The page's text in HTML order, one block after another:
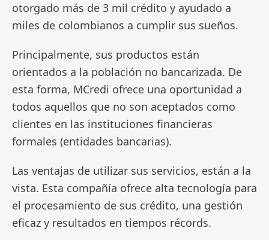
otorgado más de 3 mil crédito y ayudado a
miles de colombianos a cumplir sus sueños.
Principalmente, sus productos están
orientados a la población no bancarizada. De
esta forma, MCredi ofrece una oportunidad a
todos aquellos que no son aceptados como
clientes en las instituciones financieras
formales (entidades bancarias).
Las ventajas de utilizar sus servicios, están a la
vista. Esta compañía ofrece alta tecnología para
el procesamiento de sus crédito, una gestión
eficaz y resultados en tiempos récords.